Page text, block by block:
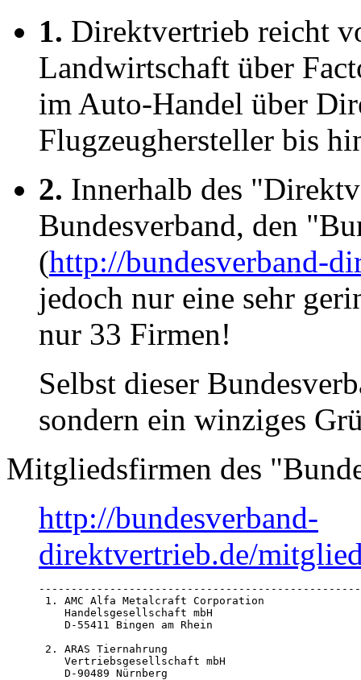
1. Direktvertrieb reicht
Landwirtschaft über
im Auto-Handel über
Flugzeughersteller bis
2. Innerhalb des
Bundesverband, den
(http://bundesverband-
jedoch nur eine sehr
nur 33 Firmen!
Selbst dieser
sondern ein winziges
Mitgliedsfirmen des
http://bundesverband-
direktvertrieb.de/
1. AMC Alfa Metalcraft Corporation
    Handelsgesellschaft mbH
    D-55411 Bingen am Rhein
2. ARAS Tiernahrung
    Vertriebsgesellschaft mbH
    D-90489 Nürnberg